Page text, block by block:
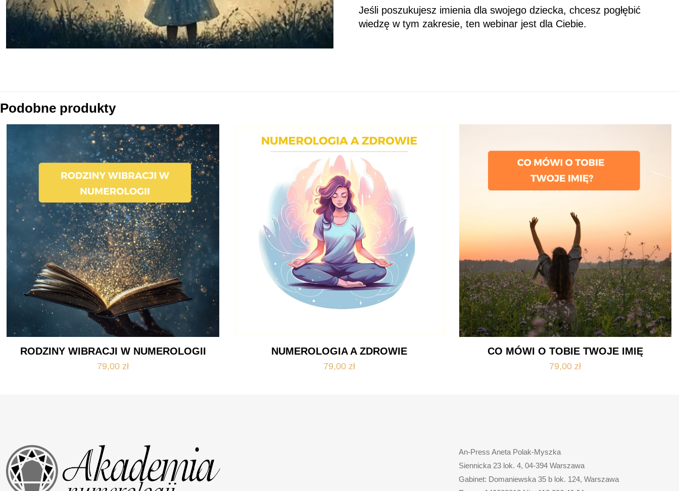
Jeśli poszukujesz imienia dla swojego dziecka, chcesz pogłębić
wiedzę w tym zakresie, ten webinar jest dla Ciebie.
Podobne produkty
RODZINY WIBRACJI W NUMEROLOGII
79,00 zł
NUMEROLOGIA A ZDROWIE
79,00 zł
CO MÓWI O TOBIE TWOJE IMIĘ
79,00 zł
An-Press Aneta Polak-Myszka
Siennicka 23 lok. 4, 04-394 Warszawa
Gabinet: Domaniewska 35 b lok. 124, Warszawa